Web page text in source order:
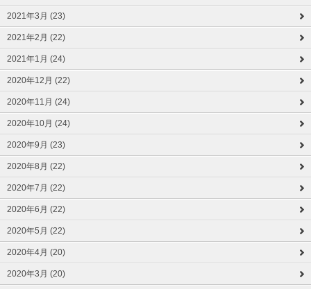
2021年3月 (23)
2021年2月 (22)
2021年1月 (24)
2020年12月 (22)
2020年11月 (24)
2020年10月 (24)
2020年9月 (23)
2020年8月 (22)
2020年7月 (22)
2020年6月 (22)
2020年5月 (22)
2020年4月 (20)
2020年3月 (20)